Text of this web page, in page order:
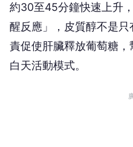
約30至45分鐘快速上升
醒反應」，皮質醇不是
責促使肝臟釋放葡萄糖，
白天活動模式。